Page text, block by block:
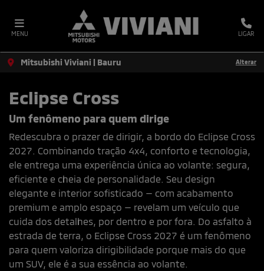
MENU LIGAR
Mitsubishi Viviani | Bauru Alterar
Eclipse Cross
Um fenômeno para quem dirige
Redescubra o prazer de dirigir, a bordo do Eclipse Cross
2027. Combinando tração 4x4, conforto e tecnologia,
ele entrega uma experiência única ao volante: segura,
eficiente e cheia de personalidade. Seu design
elegante e interior sofisticado — com acabamento
premium e amplo espaço — revelam um veículo que
cuida dos detalhes, por dentro e por fora. Do asfalto à
estrada de terra, o Eclipse Cross 2027 é um fenômeno
para quem valoriza dirigibilidade porque mais do que
um SUV, ele é a sua essência ao volante.